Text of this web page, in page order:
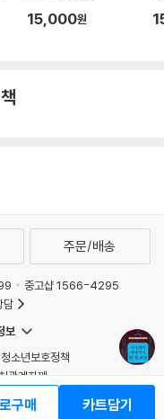
15,000원
구매 카트담기
주문/배송
중고샵 1566-4295
담
보
청소년보호정책
관계자께